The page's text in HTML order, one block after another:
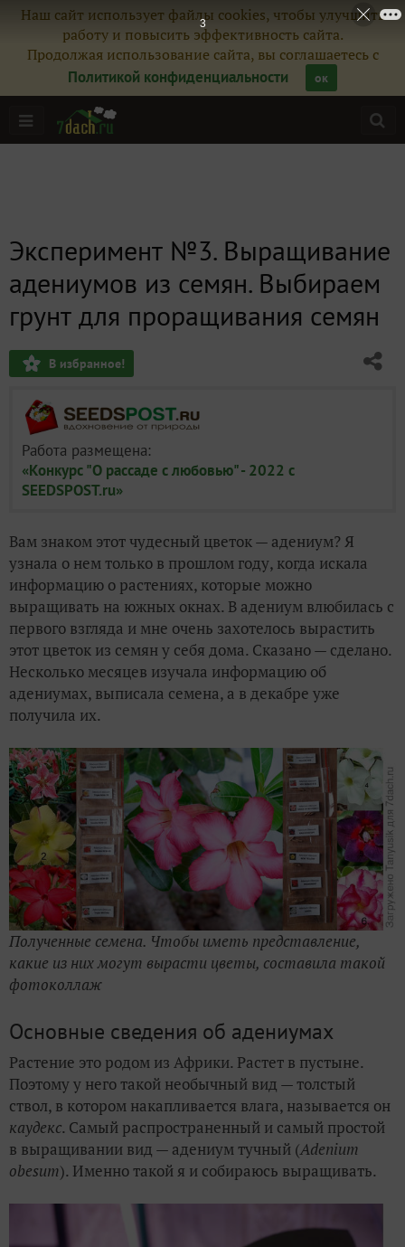
Наш сайт использует файлы cookies, чтобы улучшить
работу и повысить эффективность сайта.
Продолжая использование сайта, вы соглашаетесь с
Политикой конфиденциальности
ок
Эксперимент №3. Выращивание
адениумов из семян. Выбираем
грунт для проращивания семян
В избранное!
Работа размещена:
«Конкурс "О рассаде с любовью" - 2022 с
SEEDSPOST.ru»
Вам знаком этот чудесный цветок — адениум? Я
узнала о нем только в прошлом году, когда искала
информацию о растениях, которые можно
выращивать на южных окнах. В адениум влюбилась с
первого взгляда и мне очень захотелось вырастить
этот цветок из семян у себя дома. Сказано — сделано.
Несколько месяцев изучала информацию об
адениумах, выписала семена, а в декабре уже
получила их.
Полученные семена. Чтобы иметь представление,
какие из них могут вырасти цветы, составила такой
фотоколлаж
Основные сведения об адениумах
Растение это родом из Африки. Растет в пустыне.
Поэтому у него такой необычный вид — толстый
ствол, в котором накапливается влага, называется он
каудекс. Самый распространенный и самый простой
в выращивании вид — адениум тучный (Adenium
obesum). Именно такой я и собираюсь выращивать.